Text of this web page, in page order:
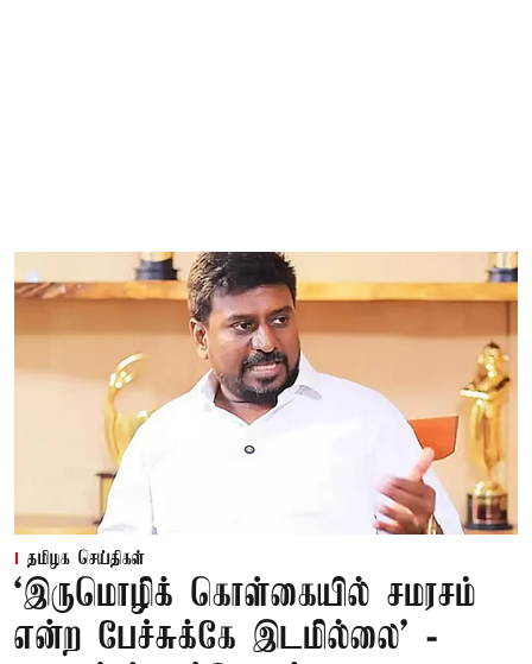
தமிழக செய்திகள்
‘இருமொழிக் கொள்கையில் சமரசம்
என்ற பேச்சுக்கே இடமில்லை’ -